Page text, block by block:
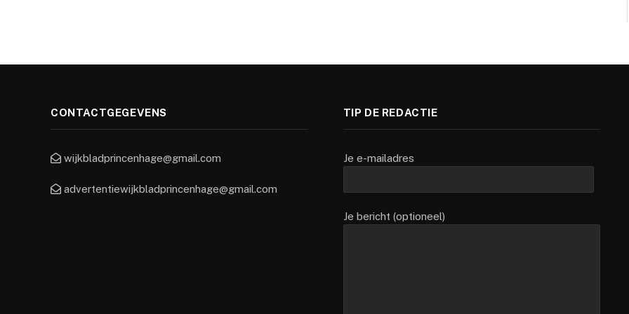
CONTACTGEGEVENS
wijkbladprincenhage@gmail.com
advertentiewijkbladprincenhage@gmail.com
TIP DE REDACTIE
Je e-mailadres
Je bericht (optioneel)